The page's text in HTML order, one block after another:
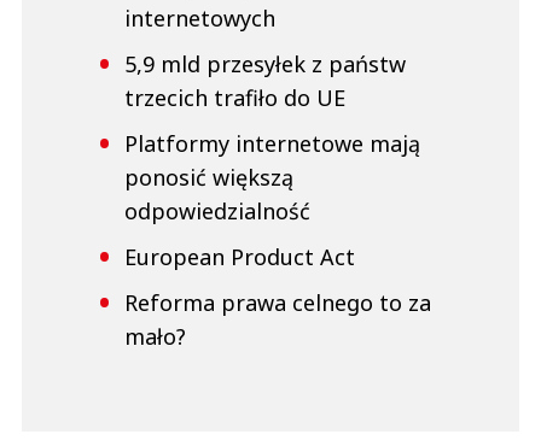
internetowych
5,9 mld przesyłek z państw
trzecich trafiło do UE
Platformy internetowe mają
ponosić większą
odpowiedzialność
European Product Act
Reforma prawa celnego to za
mało?